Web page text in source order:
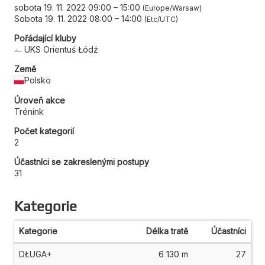
sobota 19. 11. 2022 09:00 – 15:00 Europe/Warsaw
Sobota 19. 11. 2022 08:00 – 14:00 Etc/UTC
Pořádající kluby
UKS Orientuś Łódź
Země
Polsko
Úroveň akce
Trénink
Počet kategorií
2
Účastníci se zakreslenými postupy
31
Kategorie
Kategorie Délka tratě Účastníci
DŁUGA+ 6 130 m 27